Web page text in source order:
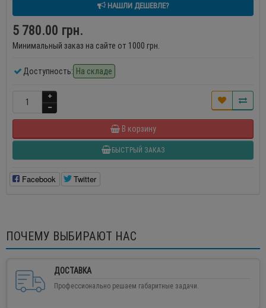
НАШЛИ ДЕШЕВЛЕ?
5 780.00 грн.
Минимальный заказ на сайте от 1000 грн.
Доступность: На складе
В корзину
БЫСТРЫЙ ЗАКАЗ
Facebook Twitter
ПОЧЕМУ ВЫБИРАЮТ НАС
ДОСТАВКА
Профессионально решаем габаритные задачи.